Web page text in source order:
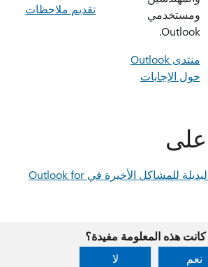
ومستخدمي
Outlook.
منتدى Outlook
حول الإجابات
تقديم ملاحظات
على
الإصلاحات أو الحلول البديلة للمشاكل الأخيرة في Outlook for
هذه المعلومة مفيدة؟
نعم
لا